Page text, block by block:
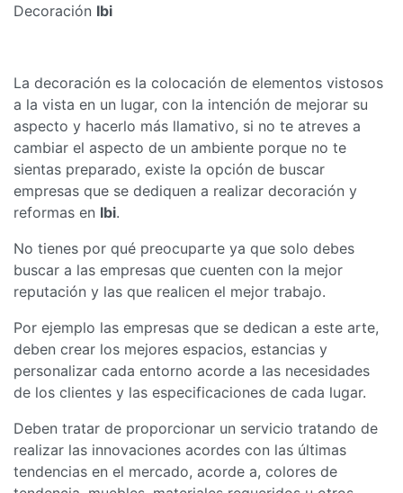
Decoración Ibi
La decoración es la colocación de elementos vistosos
a la vista en un lugar, con la intención de mejorar su
aspecto y hacerlo más llamativo, si no te atreves a
cambiar el aspecto de un ambiente porque no te
sientas preparado, existe la opción de buscar
empresas que se dediquen a realizar decoración y
reformas en Ibi.
No tienes por qué preocuparte ya que solo debes
buscar a las empresas que cuenten con la mejor
reputación y las que realicen el mejor trabajo.
Por ejemplo las empresas que se dedican a este arte,
deben crear los mejores espacios, estancias y
personalizar cada entorno acorde a las necesidades
de los clientes y las especificaciones de cada lugar.
Deben tratar de proporcionar un servicio tratando de
realizar las innovaciones acordes con las últimas
tendencias en el mercado, acorde a, colores de